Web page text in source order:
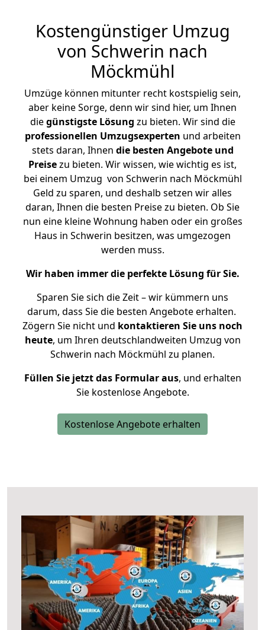
Kostengünstiger Umzug
von Schwerin nach
Möckmühl
Umzüge können mitunter recht kostspielig sein,
aber keine Sorge, denn wir sind hier, um Ihnen
diegünstigste Lösung zu bieten. Wir sind die
professionellen Umzugsexperten und arbeiten
stets daran, Ihnen die besten Angebote und
Preisezu bieten. Wir wissen, wie wichtig es ist,
bei einem Umzug von Schwerin nach Möckmühl
Geld zu sparen, und deshalb setzen wir alles
daran, Ihnen die besten Preise zu bieten. Ob Sie
nun eine kleine Wohnung haben oder ein großes
Haus in Schwerin besitzen, was umgezogen
werden muss.
Wir haben immer die perfekte Lösung für Sie.
Sparen Sie sich die Zeit – wir kümmern uns
darum, dass Sie die besten Angebote erhalten.
Zögern Sie nicht und kontaktieren Sie uns noch
heute, um Ihren deutschlandweiten Umzug von
Schwerin nach Möckmühl zu planen.
Füllen Sie jetzt das Formular aus, und erhalten
Sie kostenlose Angebote.
Kostenlose Angebote erhalten